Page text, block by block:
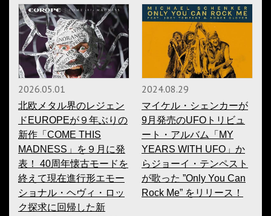
2026.05.01
北欧メタル界のレジェン
ドEUROPEが９年ぶりの
新作「COME THIS
MADNESS」を９月に発
表！ 40周年懐古モードを
終えて現在進行形エモー
ショナル・ヘヴィ・ロッ
ク探求に回帰した新
2024.08.29
マイケル・シェンカーが
9月発売のUFOトリビュ
ート・アルバム「MY
YEARS WITH UFO」か
らジョーイ・テンペスト
が歌った ”Only You Can
Rock Me” をリリース！